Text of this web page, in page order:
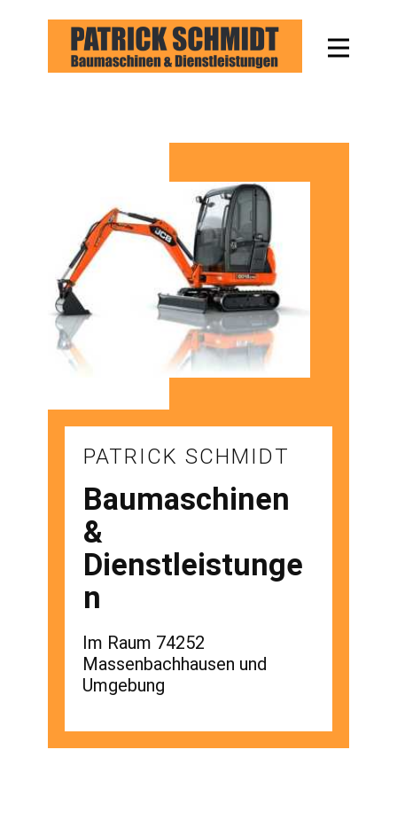
PATRICK SCHMIDT
Baumaschinen
&
Dienstleistunge
n
Im Raum 74252
Massenbachhausen und
Umgebung